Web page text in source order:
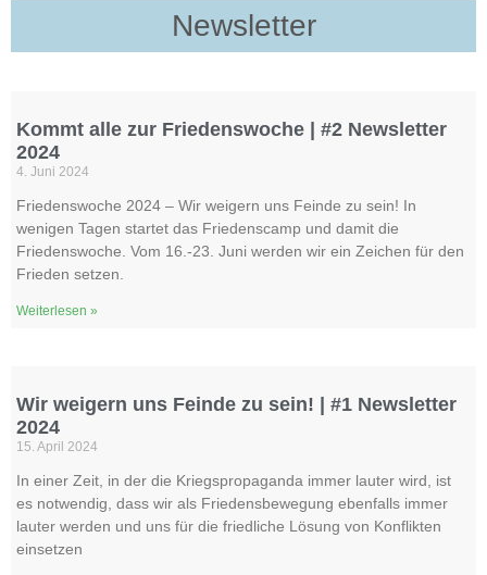
Newsletter
Kommt alle zur Friedenswoche | #2 Newsletter
2024
4. Juni 2024
Friedenswoche 2024 – Wir weigern uns Feinde zu sein! In
wenigen Tagen startet das Friedenscamp und damit die
Friedenswoche. Vom 16.-23. Juni werden wir ein Zeichen für den
Frieden setzen.
Weiterlesen »
Wir weigern uns Feinde zu sein! | #1 Newsletter
2024
15. April 2024
In einer Zeit, in der die Kriegspropaganda immer lauter wird, ist
es notwendig, dass wir als Friedensbewegung ebenfalls immer
lauter werden und uns für die friedliche Lösung von Konflikten
einsetzen